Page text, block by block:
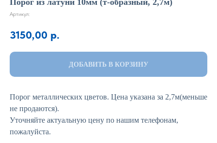
Порог из латуни 10мм (т-образный, 2,7м)
Артикул:
3150,00 р.
ДОБАВИТЬ В КОРЗИНУ
Порог металлических цветов. Цена указана за 2,7м(меньше
не продаются).
Уточняйте актуальную цену по нашим телефонам,
пожалуйста.